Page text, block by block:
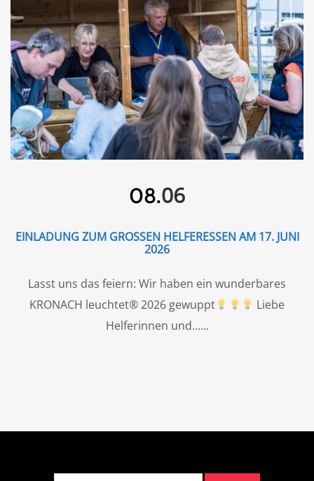
08.06
EINLADUNG ZUM GROSSEN HELFERESSEN AM 17. JUNI 2
026
Lasst uns das feiern: Wir haben ein wunderbares
KRONACH leuchtet® 2026 gewuppt
Liebe
Helferinnen und...